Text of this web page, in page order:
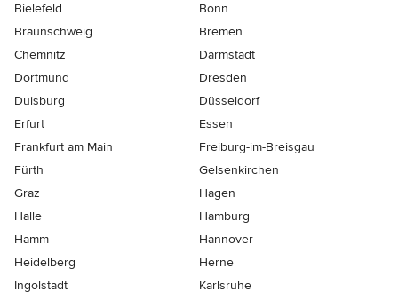
Bielefeld
Bonn
Braunschweig
Bremen
Chemnitz
Darmstadt
Dortmund
Dresden
Duisburg
Düsseldorf
Erfurt
Essen
Frankfurt am Main
Freiburg-im-Breisgau
Fürth
Gelsenkirchen
Graz
Hagen
Halle
Hamburg
Hamm
Hannover
Heidelberg
Herne
Ingolstadt
Karlsruhe